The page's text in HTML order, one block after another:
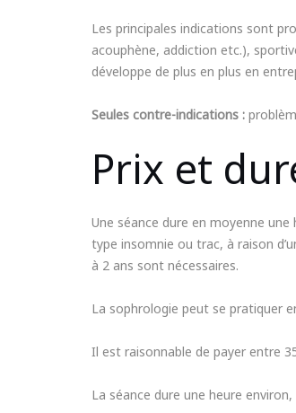
Les principales indications sont
acouphène, addiction etc.),
développe de plus en plus en
Seules contre-indications :
Prix et
Une séance dure en moyenne
type insomnie ou trac, à raison
à 2 ans sont nécessaires.
La sophrologie peut se pratiquer
Il est raisonnable de payer entre
La séance dure une heure